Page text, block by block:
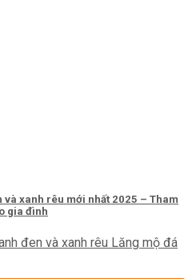
và xanh rêu mới nhất 2025 – Tham
gia đình
đen và xanh rêu Lăng mộ đá